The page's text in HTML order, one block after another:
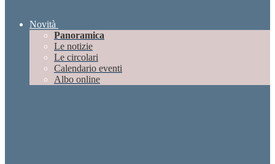
Novità
Panoramica
Le notizie
Le circolari
Calendario eventi
Albo online